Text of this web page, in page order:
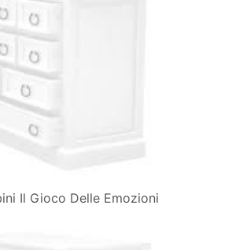
Il Gioco Delle Emozioni